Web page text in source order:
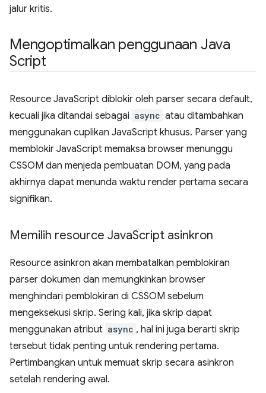
jalur kritis.
Mengoptimalkan penggunaan Java
Script
Resource JavaScript diblokir oleh parser secara default,
kecuali jika ditandai sebagai async atau ditambahkan
menggunakan cuplikan JavaScript khusus. Parser yang
memblokir JavaScript memaksa browser menunggu
CSSOM dan menjeda pembuatan DOM, yang pada
akhirnya dapat menunda waktu render pertama secara
signifikan.
Memilih resource JavaScript asinkron
Resource asinkron akan membatalkan pemblokiran
parser dokumen dan memungkinkan browser
menghindari pemblokiran di CSSOM sebelum
mengeksekusi skrip. Sering kali, jika skrip dapat
menggunakan atribut async , hal ini juga berarti skrip
tersebut tidak penting untuk rendering pertama.
Pertimbangkan untuk memuat skrip secara asinkron
setelah rendering awal.